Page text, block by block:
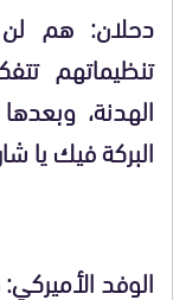
دحلان: هم لن
تنظيماتهم
الهدنة،
البركة فيك يا
الوفد